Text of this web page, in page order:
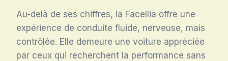
Au-delà de ses chiffres, la Facellia offre une
expérience de conduite fluide, nerveuse, mais
contrôlée. Elle demeure une voiture appréciée
par ceux qui recherchent la performance sans